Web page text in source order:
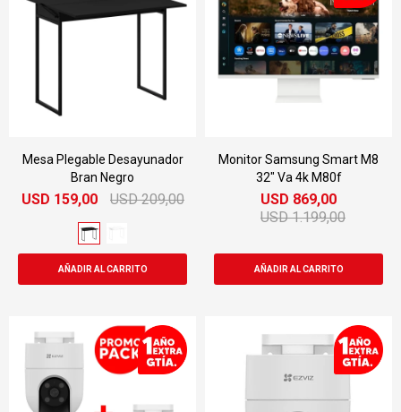
Mesa Plegable Desayunador
Bran Negro
USD 159,00 USD 209,00
Monitor Samsung Smart M8
32" Va 4k M80f
USD 869,00
USD 1.199,00